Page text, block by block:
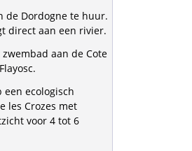
de Dordogne te huur.
direct aan een rivier.
aan de Cote
een ecologisch
les Crozes met
voor 4 tot 6